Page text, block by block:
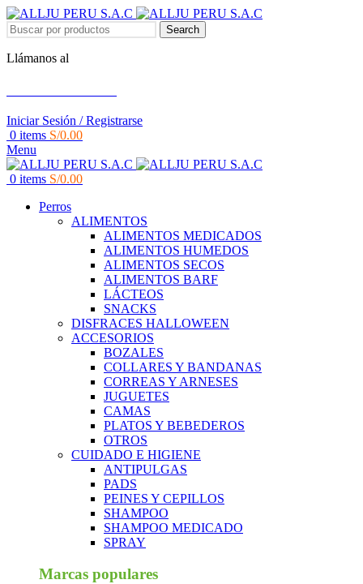
Search
Llámanos al
Iniciar Sesión / Registrarse
0 items S/0.00
Menu
0 items S/0.00
Perros
ALIMENTOS
ALIMENTOS MEDICADOS
ALIMENTOS HUMEDOS
ALIMENTOS SECOS
ALIMENTOS BARF
LÁCTEOS
SNACKS
DISFRACES HALLOWEEN
ACCESORIOS
BOZALES
COLLARES Y BANDANAS
CORREAS Y ARNESES
JUGUETES
CAMAS
PLATOS Y BEBEDEROS
OTROS
CUIDADO E HIGIENE
ANTIPULGAS
PADS
PEINES Y CEPILLOS
SHAMPOO
SHAMPOO MEDICADO
SPRAY
Marcas populares